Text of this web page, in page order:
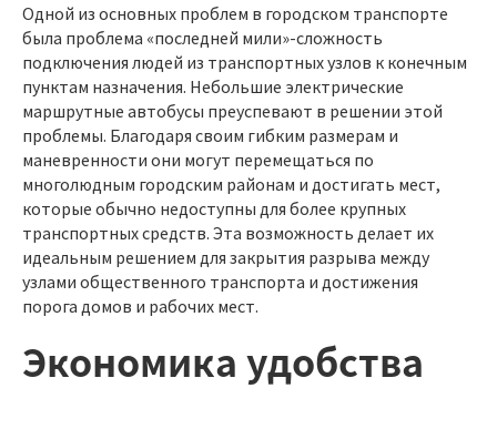
Одной из основных проблем в городском транспорте
была проблема «последней мили»-сложность
подключения людей из транспортных узлов к конечным
пунктам назначения. Небольшие электрические
маршрутные автобусы преуспевают в решении этой
проблемы. Благодаря своим гибким размерам и
маневренности они могут перемещаться по
многолюдным городским районам и достигать мест,
которые обычно недоступны для более крупных
транспортных средств. Эта возможность делает их
идеальным решением для закрытия разрыва между
узлами общественного транспорта и достижения
порога домов и рабочих мест.
Экономика удобства